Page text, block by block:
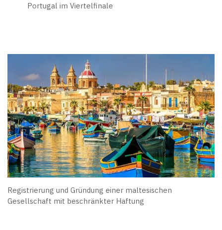
Portugal im Viertelfinale
Registrierung und Gründung einer maltesischen
Gesellschaft mit beschränkter Haftung